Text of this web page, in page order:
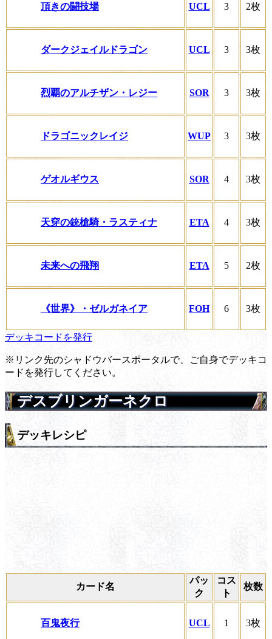
頂きの闘技場 UCL 3 2枚
ダークジェイルドラゴン UCL 3 3枚
烈覇のアルチザン・レジー SOR 3 3枚
ドラゴニックレイジ WUP 3 3枚
ゲオルギウス SOR 4 3枚
天穿の銃槍騎・ラスティナ ETA 4 3枚
未来への飛翔 ETA 5 2枚
《世界》・ゼルガネイア FOH 6 3枚
デッキコードを発行
※リンク先のシャドウバースポータルで、ご自身でデッキコ
ードを発行してください。
デスブリンガーネクロ
デッキレシピ
カード名
パッ
ク
コス
ト
枚数
百鬼夜行 UCL 1 3枚